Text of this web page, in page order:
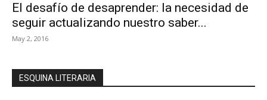
El desafío de desaprender: la necesidad de
seguir actualizando nuestro saber...
May 2, 2016
ESQUINA LITERARIA